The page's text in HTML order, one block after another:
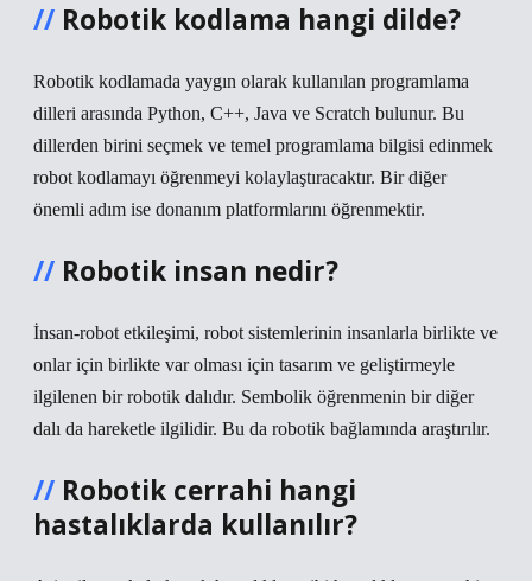
Robotik kodlama hangi dilde?
Robotik kodlamada yaygın olarak kullanılan programlama
dilleri arasında Python, C++, Java ve Scratch bulunur. Bu
dillerden birini seçmek ve temel programlama bilgisi edinmek
robot kodlamayı öğrenmeyi kolaylaştıracaktır. Bir diğer
önemli adım ise donanım platformlarını öğrenmektir.
Robotik insan nedir?
İnsan-robot etkileşimi, robot sistemlerinin insanlarla birlikte ve
onlar için birlikte var olması için tasarım ve geliştirmeyle
ilgilenen bir robotik dalıdır. Sembolik öğrenmenin bir diğer
dalı da hareketle ilgilidir. Bu da robotik bağlamında araştırılır.
Robotik cerrahi hangi
hastalıklarda kullanılır?